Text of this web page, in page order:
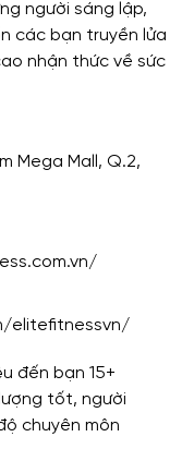
người sáng lập,
các bạn truyền lửa
nhận thức về sức
Mega Mall, Q.2,
elitefitnessvn/